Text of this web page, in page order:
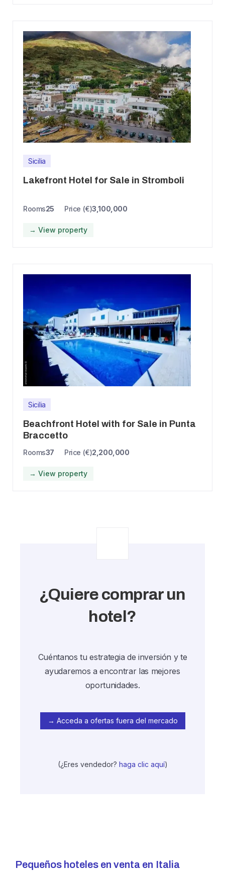
Sicilia
Lakefront Hotel for Sale in Stromboli
Rooms25 Price (€)3,100,000
→ View property
Sicilia
Beachfront Hotel with for Sale in Punta
Braccetto
Rooms37 Price (€)2,200,000
→ View property
¿Quiere comprar un
hotel?
Cuéntanos tu estrategia de inversión y te
ayudaremos a encontrar las mejores
oportunidades.
→ Acceda a ofertas fuera del mercado
(¿Eres vendedor? haga clic aquí)
Pequeños hoteles en venta en Italia